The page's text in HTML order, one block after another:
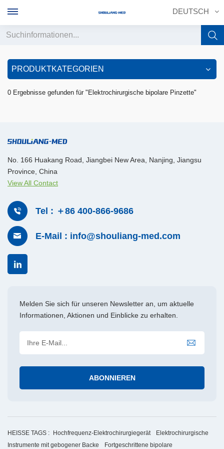
DEUTSCH
English
français
PRODUKTKATEGORIEN
0 Ergebnisse gefunden für "Elektrochirurgische bipolare Pinzette"
No. 166 Huakang Road, Jiangbei New Area, Nanjing, Jiangsu
Province, China
View All Contact
Tel : ＋86 400-866-9686
E-Mail : info@shouliang-med.com
Melden Sie sich für unseren Newsletter an, um aktuelle
Informationen, Aktionen und Einblicke zu erhalten.
HEISSE TAGS : Hochfrequenz-Elektrochirurgiegerät
Elektrochirurgische
Instrumente mit gebogener Backe
Fortgeschrittene bipolare